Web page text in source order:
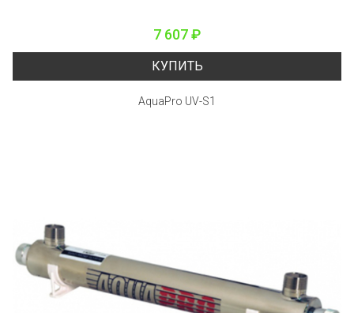
7 607 ₽
КУПИТЬ
AquaPro UV-S1